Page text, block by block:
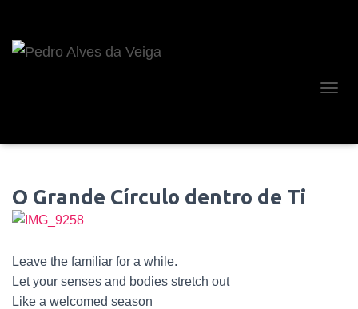
E
O Grande Círculo dentro de Ti
Leave the familiar for a while.
Let your senses and bodies stretch out
Like a welcomed season